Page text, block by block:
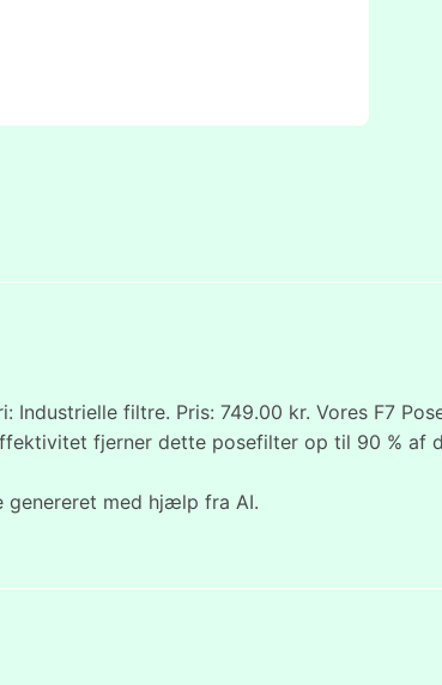
Industrielle filtre. Pris: 749.00 kr. Vores F7
fjerner dette posefilter op til 90 % af
genereret med hjælp fra AI.